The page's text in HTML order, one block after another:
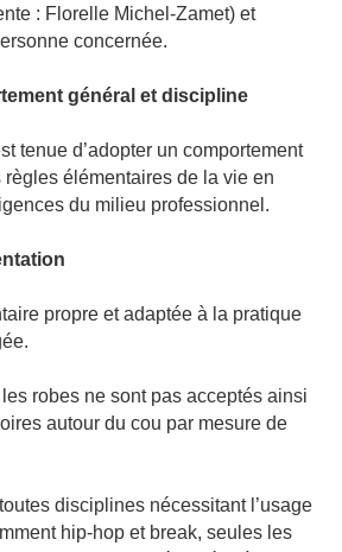
: Florelle Michel-Zamet) et
concernée.
général et discipline
tenue d’adopter un comportement
élémentaires de la vie en
du milieu professionnel.
propre et adaptée à la pratique
robes ne sont pas acceptés ainsi
autour du cou par mesure de
disciplines nécessitant l’usage
hip-hop et break, seules les